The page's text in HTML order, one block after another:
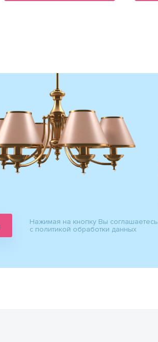
Нажимая на кнопку Вы соглашаетесь
с политикой обработки данных